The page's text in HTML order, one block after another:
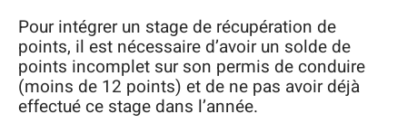
Pour intégrer un stage de récupération de
points, il est nécessaire d’avoir un solde de
points incomplet sur son permis de conduire
(moins de 12 points) et de ne pas avoir déjà
effectué ce stage dans l’année.